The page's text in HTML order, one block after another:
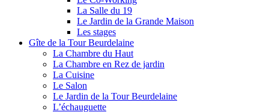
La Salle du 19
Le Jardin de la Grande Maison
Les stages
Gîte de la Tour Beurdelaine
La Chambre du Haut
La Chambre en Rez de jardin
La Cuisine
Le Salon
Le Jardin de la Tour Beurdelaine
L’échauguette